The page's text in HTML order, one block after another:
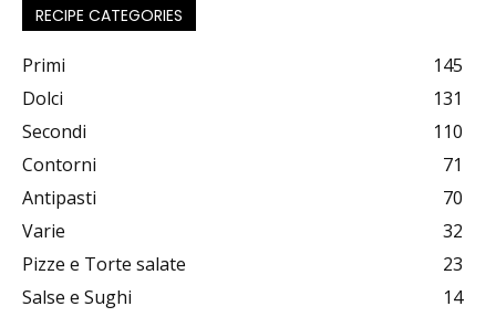
RECIPE CATEGORIES
Primi
145
Dolci
131
Secondi
110
Contorni
71
Antipasti
70
Varie
32
Pizze e Torte salate
23
Salse e Sughi
14